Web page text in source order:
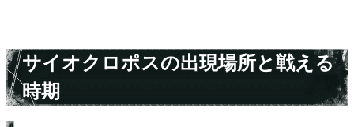
サイオクロポスの出現場所と戦える
時期